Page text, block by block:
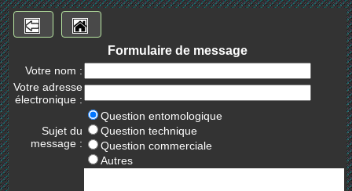
Formulaire de message
Votre nom :
Votre adresse
électronique :
Sujet du
message :
Question entomologique
Question technique
Question commerciale
Autres